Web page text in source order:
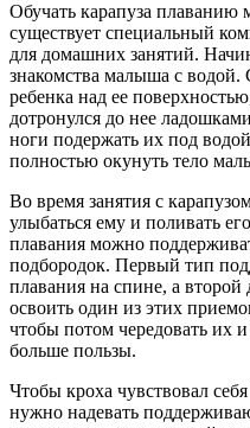
Обучать карапуза плаванию
существует специальный
для домашних занятий.
знакомства малыша с водой.
ребенка над ее
дотронулся до нее
ноги подержать их под
полностью окунуть тело
Во время занятия с
улыбаться ему и поливать
плавания можно
подбородок. Первый тип
плавания на спине, а
освоить один из этих
чтобы потом чередовать их
больше пользы.
Чтобы кроха чувствовал
нужно надевать